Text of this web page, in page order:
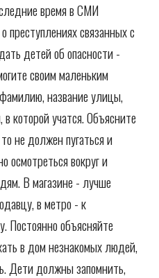
время в СМИ
преступлениях связанных с
детей об опасности -
своим маленьким
название улицы,
которой учатся. Объясните
не должен пугаться и
осмотреться вокруг и
В магазине - лучше
в метро - к
Постоянно объясняйте
в дом незнакомых людей,
Дети должны запомнить,